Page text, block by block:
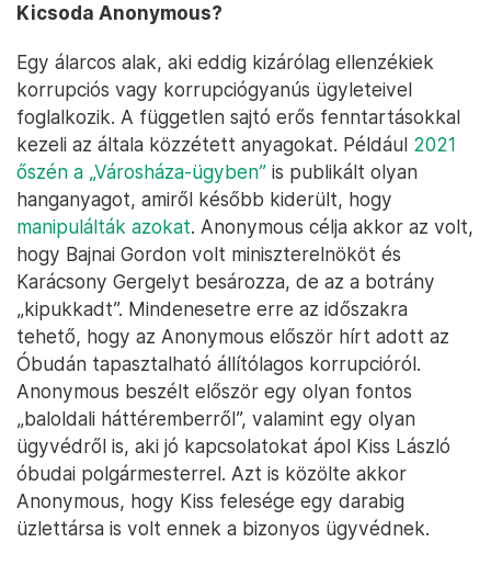
Kicsoda Anonymous?
Egy álarcos alak, aki eddig kizárólag ellenzékiek
korrupciós vagy korrupciógyanús ügyleteivel
foglalkozik. A független sajtó erős fenntartásokkal
kezeli az általa közzétett anyagokat. Például 2021
őszén a „Városháza-ügyben” is publikált olyan
hanganyagot, amiről később kiderült, hogy
manipulálták azokat. Anonymous célja akkor az volt,
hogy Bajnai Gordon volt miniszterelnököt és
Karácsony Gergelyt besározza, de az a botrány
„kipukkadt”. Mindenesetre erre az időszakra
tehető, hogy az Anonymous először hírt adott az
Óbudán tapasztalható állítólagos korrupcióról.
Anonymous beszélt először egy olyan fontos
„baloldali háttéremberről”, valamint egy olyan
ügyvédről is, aki jó kapcsolatokat ápol Kiss László
óbudai polgármesterrel. Azt is közölte akkor
Anonymous, hogy Kiss felesége egy darabig
üzlettársa is volt ennek a bizonyos ügyvédnek.